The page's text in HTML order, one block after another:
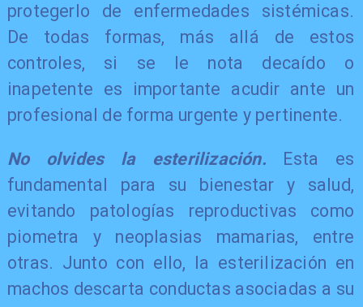
protegerlo de enfermedades sistémicas.
De todas formas, más allá de estos
controles, si se le nota decaído o
inapetente es importante acudir ante un
profesional de forma urgente y pertinente.
No olvides la esterilización. Esta es
fundamental para su bienestar y salud,
evitando patologías reproductivas como
piometra y neoplasias mamarias, entre
otras. Junto con ello, la esterilización en
machos descarta conductas asociadas a su